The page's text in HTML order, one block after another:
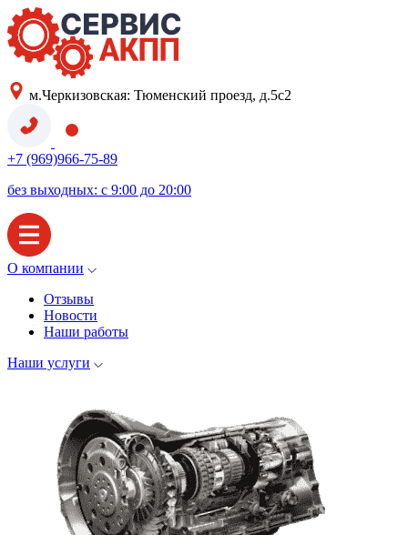
м.Черкизовская: Тюменский проезд, д.5с2
+7 (969)966-75-89
без выходных: с 9:00 до 20:00
О компании
Отзывы
Новости
Наши работы
Наши услуги